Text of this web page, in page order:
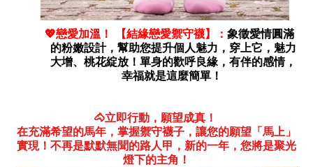
💖戀愛加溫！ 【結緣戀愛禦守襪】： 象徵愛情圓滿
的粉嫩設計，幫助您提升個人魅力，穿上它，魅力
大增、桃花綻放！單身的歡呼良緣，有伴的感情，
幸福就是這麼簡單！
🐴立即行動，願望成真！
在充滿希望的馬年，掌握禦守襪子，讓您的願望「馬上」
實現！不再是默默無聞的路人甲，新的一年，您將是聚光
燈下的主角！